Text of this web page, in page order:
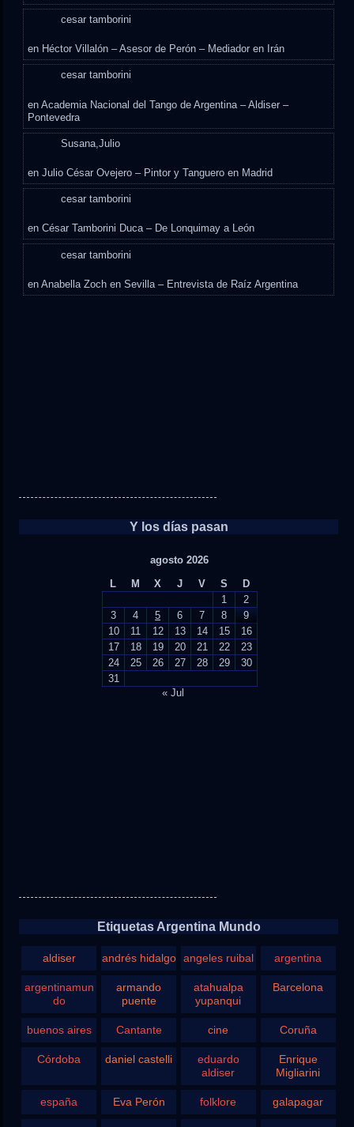
cesar tamborini
en Héctor Villalón – Asesor de Perón – Mediador en Irán
cesar tamborini
enAcademia Nacional del Tango de Argentina – Aldiser –
Pontevedra
Susana,Julio
enJulio César Ovejero – Pintor y Tanguero en Madrid
cesar tamborini
enCésar Tamborini Duca – De Lonquimay a León
cesar tamborini
enAnabella Zoch en Sevilla – Entrevista de Raíz Argentina
Y los días pasan
agosto 2026
L
M X J V S
D
1
2
3
4 5 6 7 8
9
10
11 12 13 14 15
16
17
18 19 20 21 22
23
24
25 26 27 28 29
30
31
« Jul
Etiquetas Argentina Mundo
aldiser andrés hidalgo angeles ruibal argentina
argentinamun
do
armando
puente
atahualpa
yupanqui
Barcelona
buenos aires Cantante cine Coruña
Córdoba daniel castelli
eduardo
aldiser
Enrique
Migliarini
españa Eva Perón folklore galapagar